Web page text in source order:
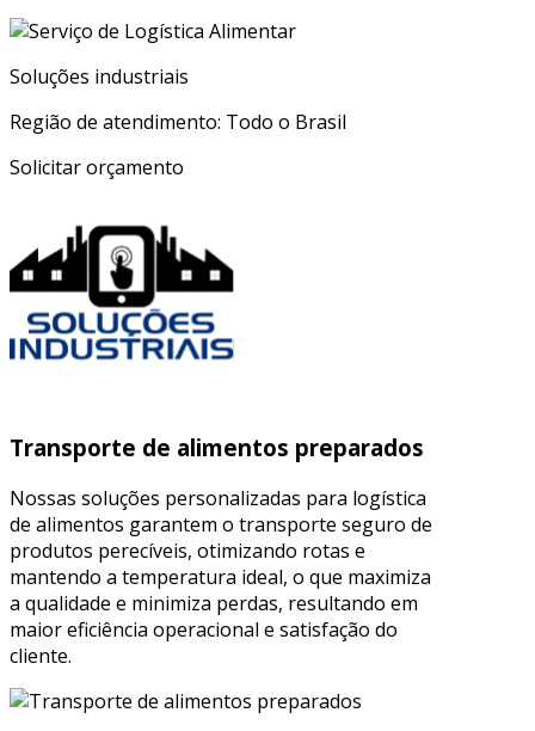
Soluções industriais
Região de atendimento: Todo o Brasil
Solicitar orçamento
Transporte de alimentos preparados
Nossas soluções personalizadas para logística
de alimentos garantem o transporte seguro de
produtos perecíveis, otimizando rotas e
mantendo a temperatura ideal, o que maximiza
a qualidade e minimiza perdas, resultando em
maior eficiência operacional e satisfação do
cliente.